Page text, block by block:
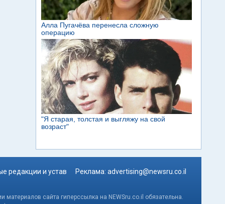
редакции и устав Реклама: advertising@newsru.co.il
сайта гиперссылка на NEWSru.co.il обязательна.